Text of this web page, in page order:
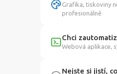
Grafika, tiskoviny
profesionálně
Chci
Webová aplikace,
Nejste si jistí,